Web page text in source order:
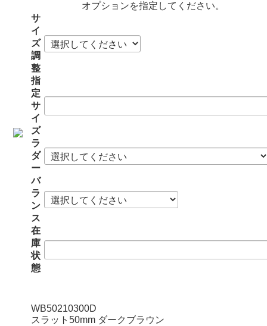
オプションを指定してください。
サ
イ
ズ
調
整
指
定
サ
イ
ズ
ラ
ダ
ー
バ
ラ
ン
ス
在
庫
状
態
WB50210300D
スラット50mm ダークブラウン